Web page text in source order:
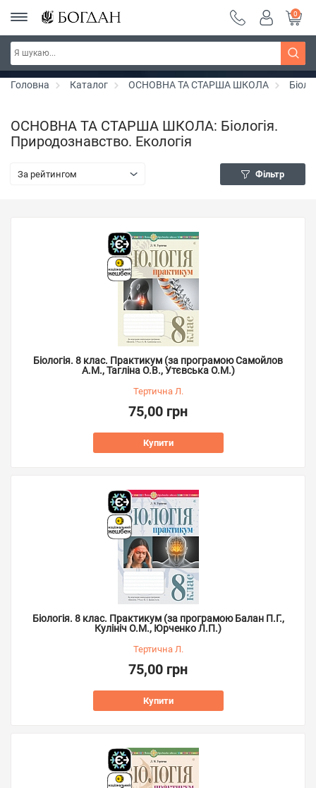
РОЗПРОДАЖ ~ 150 грн ~ 200 грн ~ 250 грн ~
300 грн ~ РОЗПРОДАЖ
Дізнатись більше
0
Головна Каталог ОСНОВНА ТА СТАРША ШКОЛА
ОСНОВНА ТА СТАРША ШКОЛА: Біологія.
Природознавство. Екологія
За рейтингом Фільтр
Біологія. 8 клас. Практикум (за програмою Самойлов
А.М., Тагліна О.В., Утєвська О.М.)
Тертична Л.
75,00 грн
Купити
Біологія. 8 клас. Практикум (за програмою Балан П.Г.,
Кулініч О.М., Юрченко Л.П.)
Тертична Л.
75,00 грн
Купити